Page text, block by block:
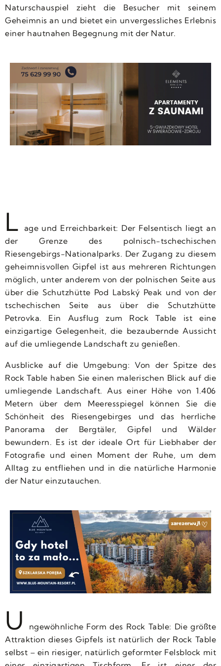
Naturschauspiel zieht die Besucher mit seinem
Geheimnis an und bietet ein unvergessliches Erlebnis
einer hautnahen Begegnung mit der Natur.
L age und Erreichbarkeit: Der Felsentisch liegt an
der Grenze des polnisch-tschechischen
Riesengebirgs-Nationalparks. Der Zugang zu diesem
geheimnisvollen Gipfel ist aus mehreren Richtungen
möglich, unter anderem von der polnischen Seite aus
über die Schutzhütte Pod Labský Peak und von der
tschechischen Seite aus über die Schutzhütte
Petrovka. Ein Ausflug zum Rock Table ist eine
einzigartige Gelegenheit, die bezaubernde Aussicht
auf die umliegende Landschaft zu genießen.
Ausblicke auf die Umgebung: Von der Spitze des
Rock Table haben Sie einen malerischen Blick auf die
umliegende Landschaft. Aus einer Höhe von 1.406
Metern über dem Meeresspiegel können Sie die
Schönheit des Riesengebirges und das herrliche
Panorama der Bergtäler, Gipfel und Wälder
bewundern. Es ist der ideale Ort für Liebhaber der
Fotografie und einen Moment der Ruhe, um dem
Alltag zu entfliehen und in die natürliche Harmonie
der Natur einzutauchen.
U
ngewöhnliche Form des Rock Table: Die größte
Attraktion dieses Gipfels ist natürlich der Rock Table
selbst – ein riesiger, natürlich geformter Felsblock mit